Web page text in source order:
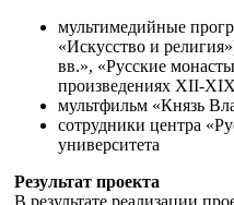
мультимедийные
«Искусство и
вв.», «Русские
произведениях XII-XIX
мультфильм «Князь
сотрудники центра
университета
Результат проекта
В результате реализации